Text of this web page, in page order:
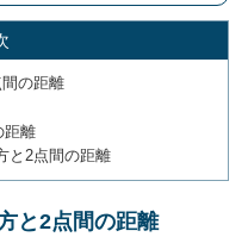
の距離
距離
と2点間の距離
と2点間の距離